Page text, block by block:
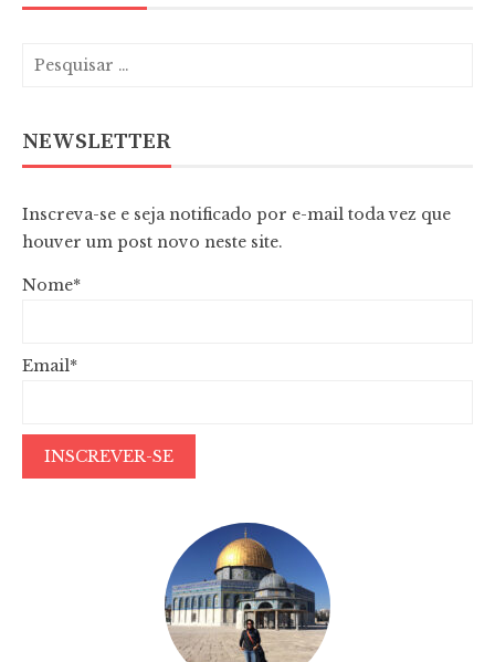
NEWSLETTER
Inscreva-se e seja notificado por e-mail toda vez que
houver um post novo neste site.
Nome*
Email*